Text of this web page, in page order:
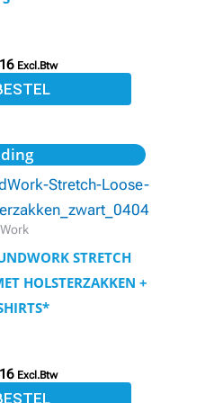
Excl.Btw
STRETCH
HOLSTERZAKKEN +
Huidige
prijs
is:
€97,16.
Excl.Btw